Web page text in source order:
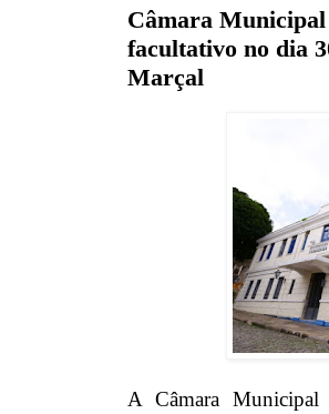
Câmara
facultativo no dia
Marçal
A Câmara